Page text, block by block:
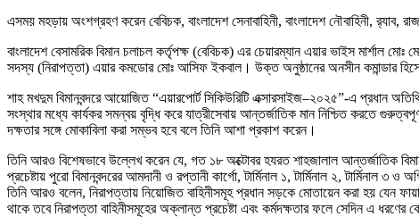
এসময় মহড়ায় অংশগ্রহণ করেন বেবিচক, বাংলাদেশ সেনাবাহিনী, বাংলাদেশ নৌবাহিনী,
বাংলাদেশ বেসামরিক বিমান চলাচল কর্তৃপক্ষ (বেবিচক) এর চেয়ারম্যান এয়ার ভাইস মার্শাল
সদস্য (নিরাপত্তা) এয়ার কমডোর মোঃ আসিফ ইকবাল। উক্ত অনুষ্ঠানের অনসীন কমান্ডার
শাহ মখদুম বিমানবন্দরে আয়োজিত “এয়ারপোর্ট সিকিউরিটি এক্সারসাইজ–২০২৫”-এ প্রধান
সংস্থার মধ্যে কার্যকর সমন্বয় বৃদ্ধি করে যাত্রীসেবায় আন্তর্জাতিক মান নিশ্চিত করতে
দক্ষতার সঙ্গে মোকাবিলা করা সম্ভব হবে বলে তিনি আশা প্রকাশ করেন।
তিনি আরও বিশেষভাবে উল্লেখ করেন যে, গত ১৮ অক্টোবর হযরত শাহজালাল আন্তর্জাতিক
প্রচেষ্টায় পুরো বিমানবন্দরের আমদানী ও রপ্তানী কার্গো, টার্মিনাল ১, টার্মিনাল ২,
তিনি আরও বলেন, নিরাপত্তায় নিয়োজিত বাহিনীসমূহ প্রধান সড়কে মোতায়েন করা হয় যেন
থাকে তবে নিরাপত্তা বাহিনীসমূহের অক্লান্ত প্রচেষ্টা এবং কর্মদক্ষতার ফলে সেদিন এ ধরণের